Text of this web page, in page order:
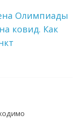
Олимпиады
ковид. Как